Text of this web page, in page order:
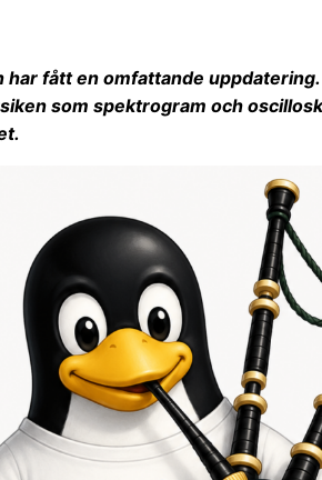
fått en omfattande
som spektrogram och